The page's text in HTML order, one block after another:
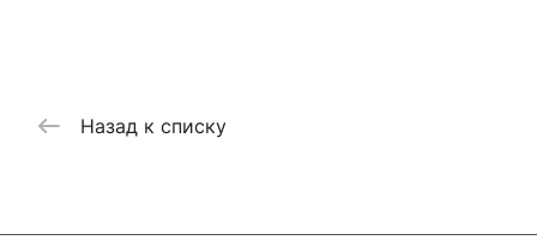
Назад к списку